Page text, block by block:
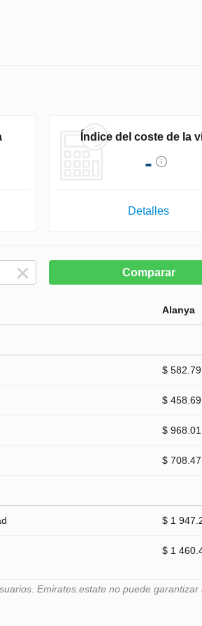
Índice del coste de la
-
Detalles
Comparar
Alanya
$ 582.79
$ 458.69
$ 968.01
$ 708.47
$ 1
$ 1
Emirates.estate no puede garantizar